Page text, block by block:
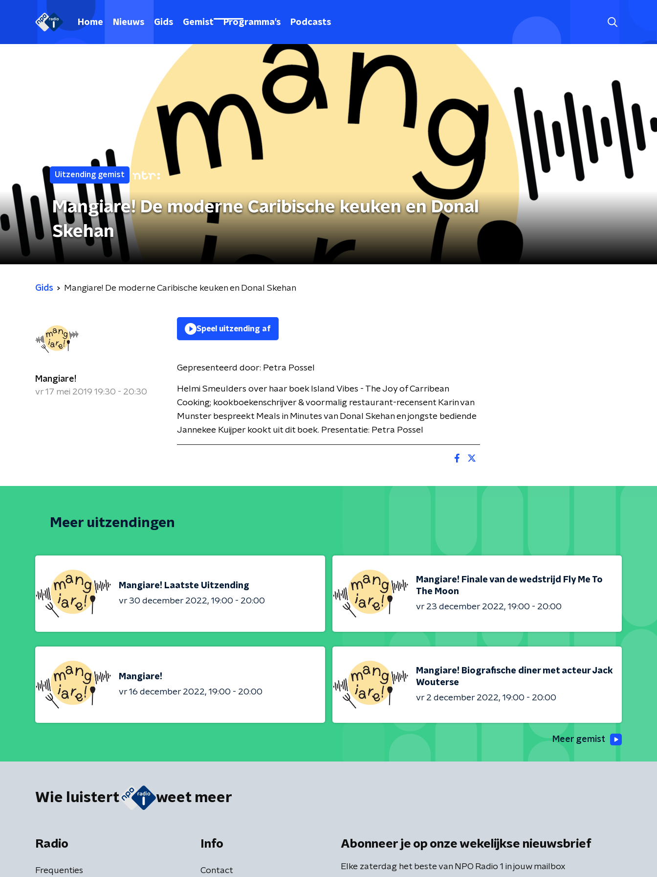
Home Nieuws Gids Gemist Programma's Podcasts
Uitzending gemist
Mangiare! De moderne Caribische keuken en Donal
Skehan
Gids Mangiare! De moderne Caribische keuken en Donal Skehan
Mangiare!
vr 17 mei 2019 19:30 - 20:30
Speel uitzending af
Gepresenteerd door: Petra Possel
Helmi Smeulders over haar boek Island Vibes - The Joy of Carribean
Cooking; kookboekenschrijver & voormalig restaurant-recensent Karin van
Munster bespreekt Meals in Minutes van Donal Skehan en jongste bediende
Jannekee Kuijper kookt uit dit boek. Presentatie: Petra Possel
Meer uitzendingen
Mangiare! Laatste Uitzending
vr 30 december 2022 19:00 - 20:00
Mangiare! Finale van de wedstrijd Fly Me To
The Moon
vr 23 december 2022 19:00 - 20:00
Mangiare!
vr 16 december 2022 19:00 - 20:00
Mangiare! Biografische diner met acteur Jack
Wouterse
vr 2 december 2022 19:00 - 20:00
Meer gemist
Wie luistert weet meer
Radio
Frequenties
Info
Contact
Abonneer je op onze wekelijkse nieuwsbrief
Elke zaterdag het beste van NPO Radio 1 in jouw mailbox